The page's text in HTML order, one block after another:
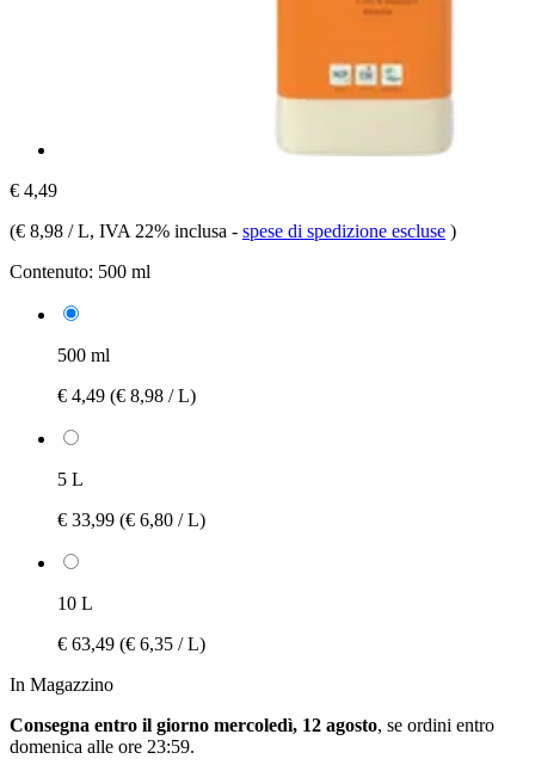
€ 4,49
(€ 8,98 / L, IVA 22% inclusa - spese di spedizione escluse )
Contenuto: 500 ml
500 ml
€ 4,49 (€ 8,98 / L)
5 L
€ 33,99 (€ 6,80 / L)
10 L
€ 63,49 (€ 6,35 / L)
In Magazzino
Consegna entro il giorno mercoledì, 12 agosto, se ordini entro
domenica alle ore 23:59.